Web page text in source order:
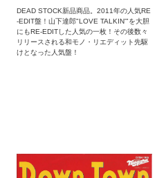
DEAD STOCK新品商品。2011年の人気RE
-EDIT盤！山下達郎"LOVE TALKIN'"を大胆
にもRE-EDITした人気の一枚！その後数々
リリースされる和モノ・リエディット先駆
けとなった人気盤！